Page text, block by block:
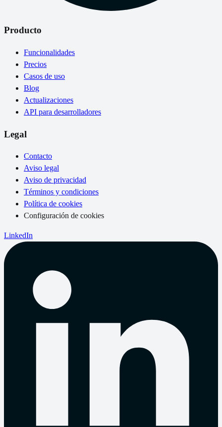
Producto
Funcionalidades
Precios
Casos de uso
Blog
Actualizaciones
API para desarrolladores
Legal
Contacto
Aviso legal
Aviso de privacidad
Términos y condiciones
Política de cookies
Configuración de cookies
LinkedIn